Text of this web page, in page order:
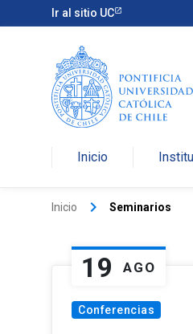
Ir al sitio UC
Inicio
Inicio keyboard_arrow_right Seminarios
19 AGO
Conferencias